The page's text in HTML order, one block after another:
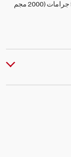
*يُوصى بألا يزيد استهلاك الفرد اليومي من الملح على 5 جرامات (2000 مجم